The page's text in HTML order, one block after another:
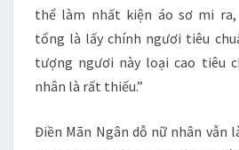
thể làm nhất kiện áo sơ mi
tổng là lấy chính ngươi tiêu
tượng ngươi này loại cao tiêu
nhân là rất thiếu.”
Điền Mãn Ngân dỗ nữ nhân vẫn